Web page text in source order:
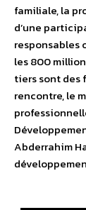
familiale, la
d’une
responsables
les 800
tiers sont des
rencontre, le
Abderrahim